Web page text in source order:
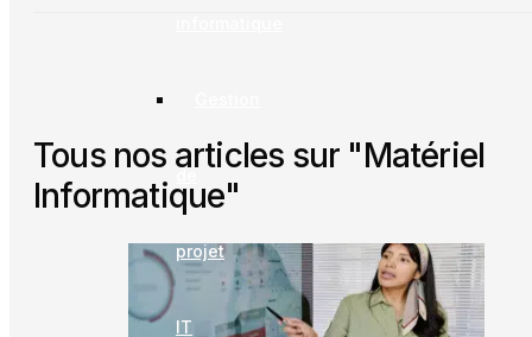
projet
IT
Tous nos articles sur "Matériel
Informatique"